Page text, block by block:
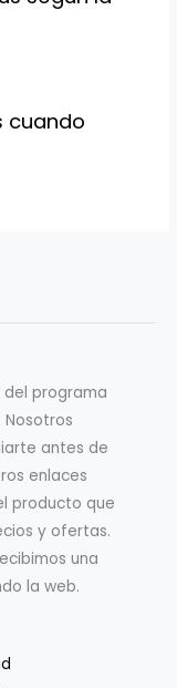
cuando
programa
Nosotros
antes de
enlaces
producto que
y ofertas.
una
la web.